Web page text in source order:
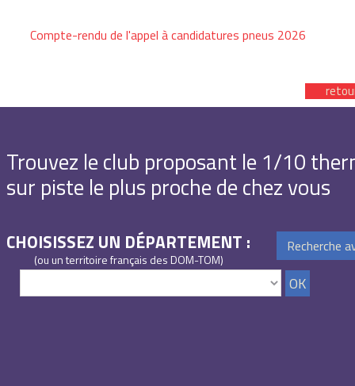
Compte-rendu de l'appel à candidatures pneus 2026
Trouvez le club proposant le 1/10
sur piste le plus proche de chez vous
Recherche
CHOISISSEZ UN DÉPARTEMENT :
(ou un territoire français des DOM-TOM)
OK